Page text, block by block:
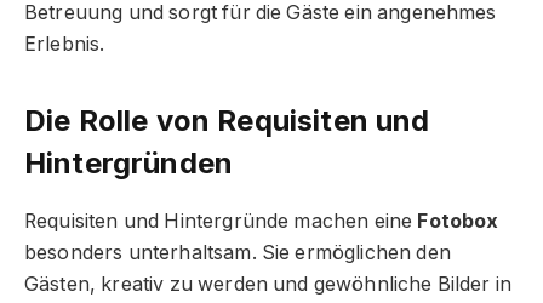
Betreuung und sorgt für die Gäste ein angenehmes
Erlebnis.
Die Rolle von Requisiten und
Hintergründen
Requisiten und Hintergründe machen eine Fotobox
besonders unterhaltsam. Sie ermöglichen den
Gästen, kreativ zu werden und gewöhnliche Bilder in